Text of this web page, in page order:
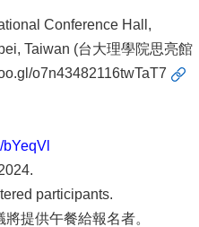
Conference Hall,
Taiwan (台大理學院思亮館
o7n43482116twTaT7
participants.
提供午餐給報名者。